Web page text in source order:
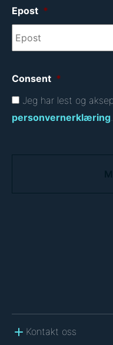
Epost *
Consent *
Jeg har lest og
personvernerklæring.
Kontakt oss